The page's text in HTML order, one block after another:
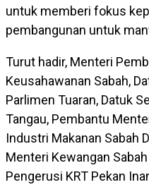
untuk memberi fokus
pembangunan untuk
Turut hadir, Menteri
Keusahawanan Sabah,
Parlimen Tuaran, Datuk
Tangau, Pembantu
Industri Makanan Sabah
Menteri Kewangan
Pengerusi KRT Pekan